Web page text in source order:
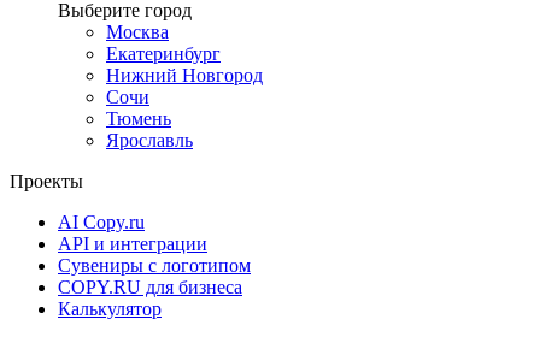
Москва
Екатеринбург
Нижний Новгород
Сочи
Тюмень
Ярославль
Проекты
AI Copy.ru
API и интеграции
Сувениры с логотипом
COPY.RU для бизнеса
Калькулятор